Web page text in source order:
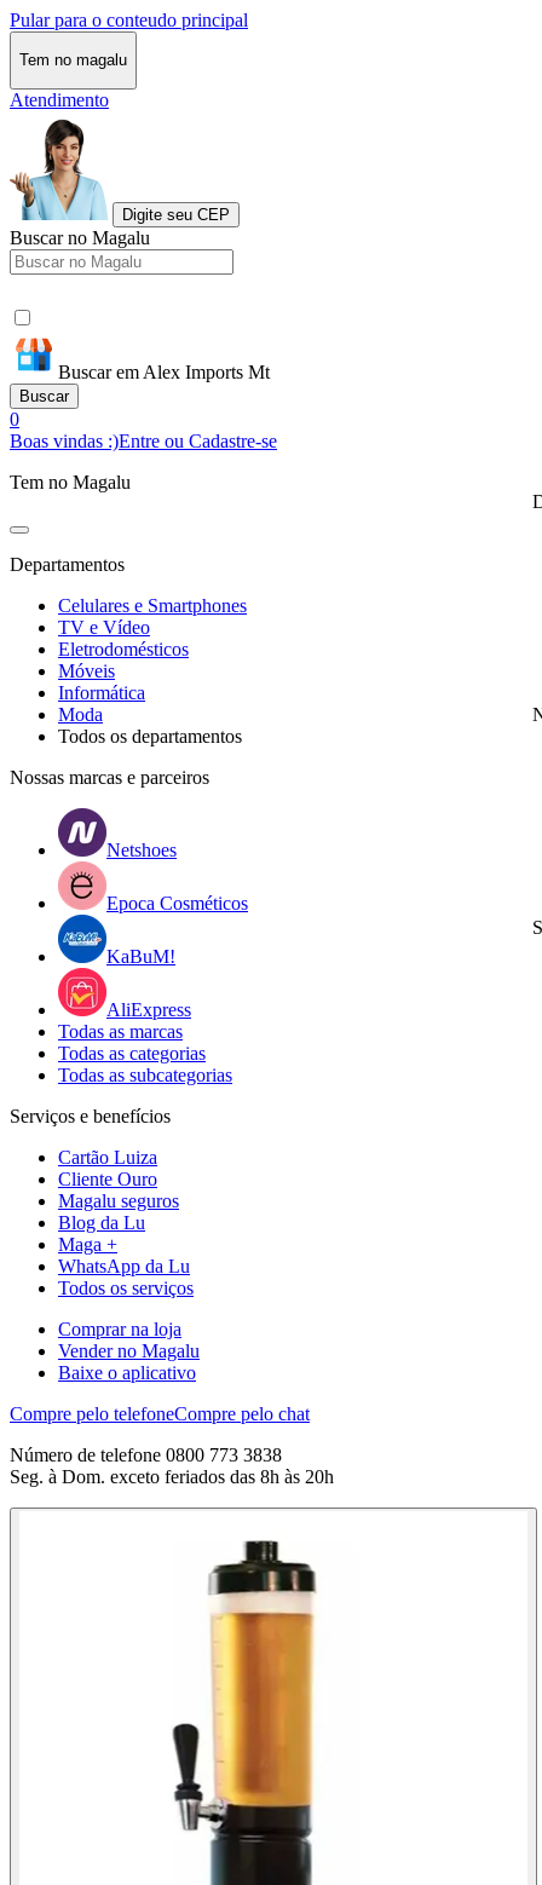
Pular para o conteudo principal
Tem no magalu
Atendimento
Digite seu CEP
Buscar no Magalu
Buscar em Alex Imports Mt
Buscar
0
Boas vindas :)Entre ou Cadastre-se
Tem no Magalu
Departamentos
Celulares e Smartphones
TV e Vídeo
Eletrodomésticos
Móveis
Informática
Moda
Todos os departamentos
Nossas marcas e parceiros
Netshoes
Epoca Cosméticos
KaBuM!
AliExpress
Todas as marcas
Todas as categorias
Todas as subcategorias
Serviços e benefícios
Cartão Luiza
Cliente Ouro
Magalu seguros
Blog da Lu
Maga +
WhatsApp da Lu
Todos os serviços
Comprar na loja
Vender no Magalu
Baixe o aplicativo
Compre pelo telefoneCompre pelo chat
Número de telefone 0800 773 3838
Seg. à Dom. exceto feriados das 8h às 20h